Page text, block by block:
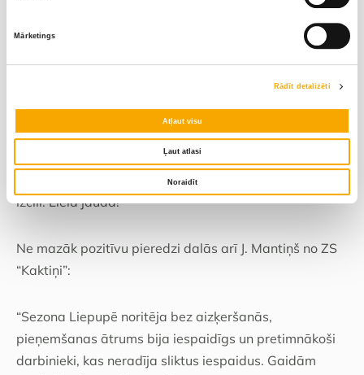
Mārketings
Rādīt detalizēti
Atļaut visu
Ļaut atlasi
Noraidīt
Laukos galvenais rādītājs ir darbs – cik ātri, precīzi un
bez aizķeršanās notiek process. To apliecina arī S.
Eizenbergs no ZS “Robežnieki”, kurš pirmajā sezonā
“Bija prieks nogādāt ap 340 tonnām dienā,
salīdzinājumā ar iepriekšējo ritmu – ap 125 tonnām
dienā. Tas notika ātri, bez aizķeršanās. Gribētos teikt –
izcili. Liela jauda!”
Ne mazāk pozitīvu pieredzi dalās arī J. Mantiņš no ZS
“Kaktiņi”:
“Sezona Liepupē noritēja bez aizķeršanās,
pieņemšanas ātrums bija iespaidīgs un pretimnākoši
darbinieki, kas neradīja sliktus iespaidus. Gaidām